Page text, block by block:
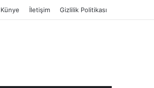
Künye İletişim Gizlilik Politikası